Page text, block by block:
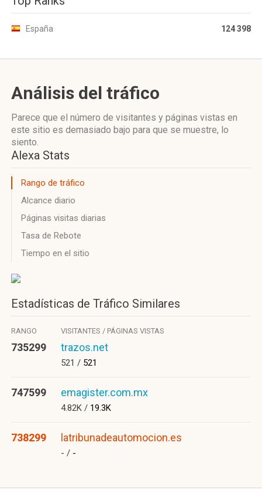
España 124 398
Análisis del tráfico
Parece que el número de visitantes y páginas vistas en
este sitio es demasiado bajo para que se muestre, lo
siento.
Alexa Stats
Rango de tráfico
Alcance diario
Páginas visitas diarias
Tasa de Rebote
Tiempo en el sitio
Estadísticas de Tráfico Similares
RANGO VISITANTES / PÁGINAS VISTAS
735299 trazos.net
521 / 521
747599 emagister.com.mx
4.82K / 19.3K
738299 latribunadeautomocion.es
- / -